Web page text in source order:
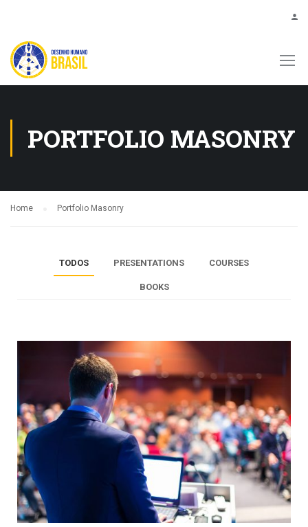
PORTFOLIO MASONRY
Home Portfolio Masonry
TODOS PRESENTATIONS COURSES
BOOKS